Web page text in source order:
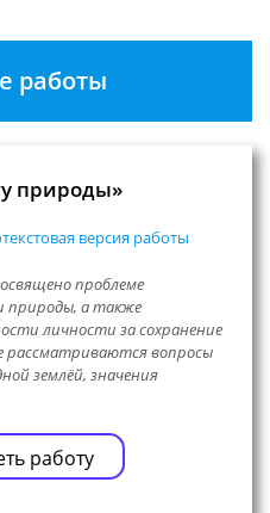
работы
природы»
версия работы
проблеме
природы, а также
личности за сохранение
вопросы
землёй, значения
работу